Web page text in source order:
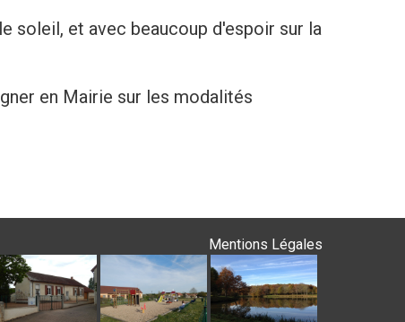
soleil, et avec beaucoup d'espoir sur la
en Mairie sur les modalités
Mentions Légales